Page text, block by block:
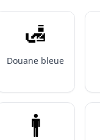
🛃
Douane bleue
🚹️